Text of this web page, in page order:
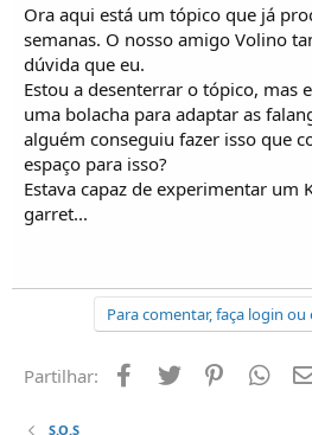
Ora aqui está um tópico que já
semanas. O nosso amigo Volino
dúvida que eu.
Estou a desenterrar o tópico, mas
uma bolacha para adaptar as
alguém conseguiu fazer isso que
espaço para isso?
Estava capaz de experimentar um
garret...
Para comentar, faça login
Partilhar: Facebook
Twitter Pinterest
S.O.S